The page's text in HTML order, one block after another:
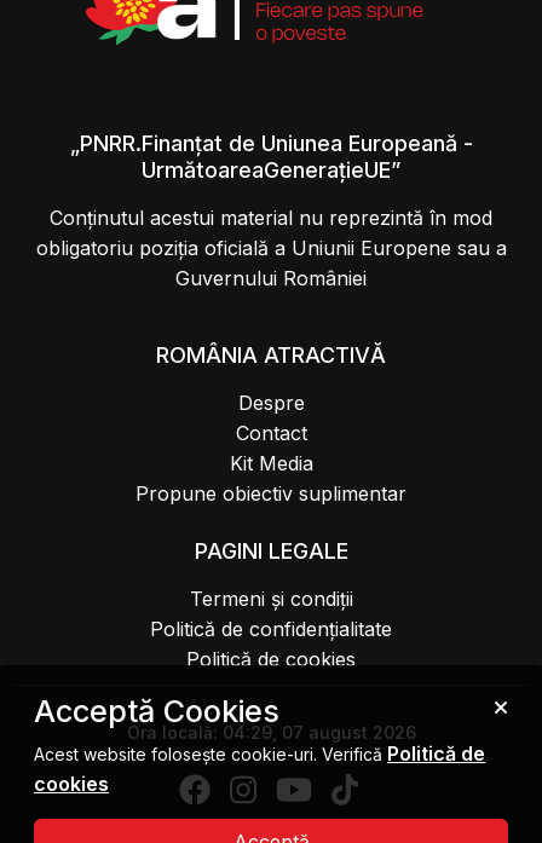
„PNRR.Finanțat de Uniunea Europeană -
UrmătoareaGenerațieUE”
Conținutul acestui material nu reprezintă în mod
obligatoriu poziția oficială a Uniunii Europene sau a
Guvernului României
ROMÂNIA ATRACTIVĂ
Despre
Contact
Kit Media
Propune obiectiv suplimentar
PAGINI LEGALE
Termeni și condiții
Politică de confidențialitate
Politică de cookies
Ora locală: 04:29, 07 august 2026
Acceptă Cookies
Acest website folosește cookie-uri. Verifică Politică de
cookies